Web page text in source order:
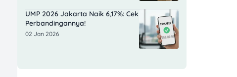
UMP 2026 Jakarta Naik 6,17%: Cek
Perbandingannya!
02 Jan 2026